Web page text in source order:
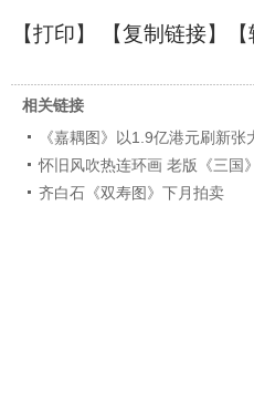
【打印】 【复制链接】【
相关链接
《嘉耦图》以1.9亿港元刷新张
怀旧风吹热连环画 老版《三国
齐白石《双寿图》下月拍卖